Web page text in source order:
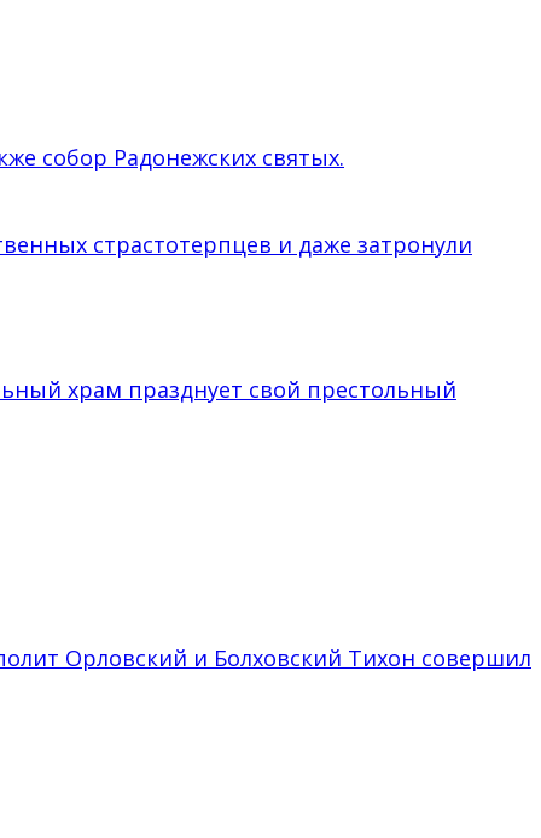
собор Радонежских святых.
страстотерпцев и даже затронули
храм празднует свой престольный
Орловский и Болховский Тихон совершил